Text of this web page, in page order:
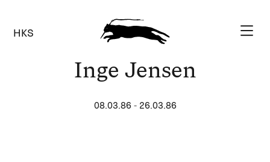
HKS
Inge Jensen
08.03.86- 26.03.86